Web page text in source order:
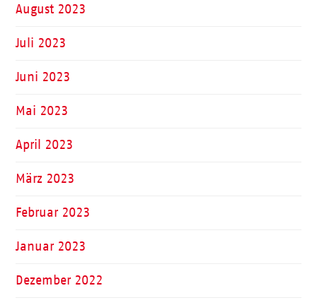
August 2023
Juli 2023
Juni 2023
Mai 2023
April 2023
März 2023
Februar 2023
Januar 2023
Dezember 2022